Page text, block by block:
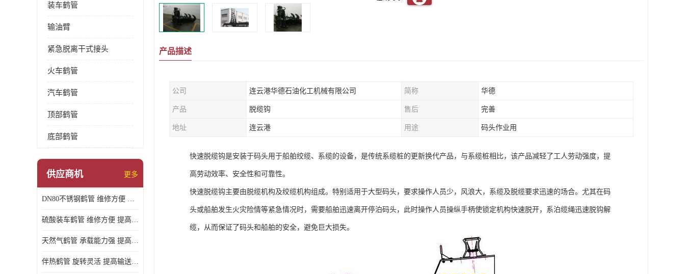
装车鹤管
输油臂
紧急脱离干式接头
火车鹤管
汽车鹤管
顶部鹤管
底部鹤管
供应商机 更多
DN80不锈钢鹤管 维修方便 提高输送效率
硫酸装车鹤管 维修方便 提高输送效率
天然气鹤管 承载能力强 提高输送效率
伴热鹤管 旋转灵活 提高输送效率
产品描述
公司 连云港华德石油化工机械有限公司 简称 华德
产品 脱缆钩 售后 完善
地址 连云港 用途 码头作业用
快速脱缆钩是安装于码头用于船舶绞缆、系缆的设备，是传统系缆桩的更新换代产品，与系缆桩相比，该产品减轻了工人劳动强度，提
高劳动效率、安全性和可靠性。
快速脱缆钩主要由脱缆机构及绞缆机构组成。特别适用于大型码头，要求操作人员少，风浪大，系缆及脱缆要求迅速的场合。尤其在码
头或船舶发生火灾险情等紧急情况时，需要船舶迅速离开停泊码头，此时操作人员操纵手柄使锁定机构快速脱开，系泊缆绳迅速脱钩解
缆，从而保证了码头和船舶的安全，避免巨大损失。